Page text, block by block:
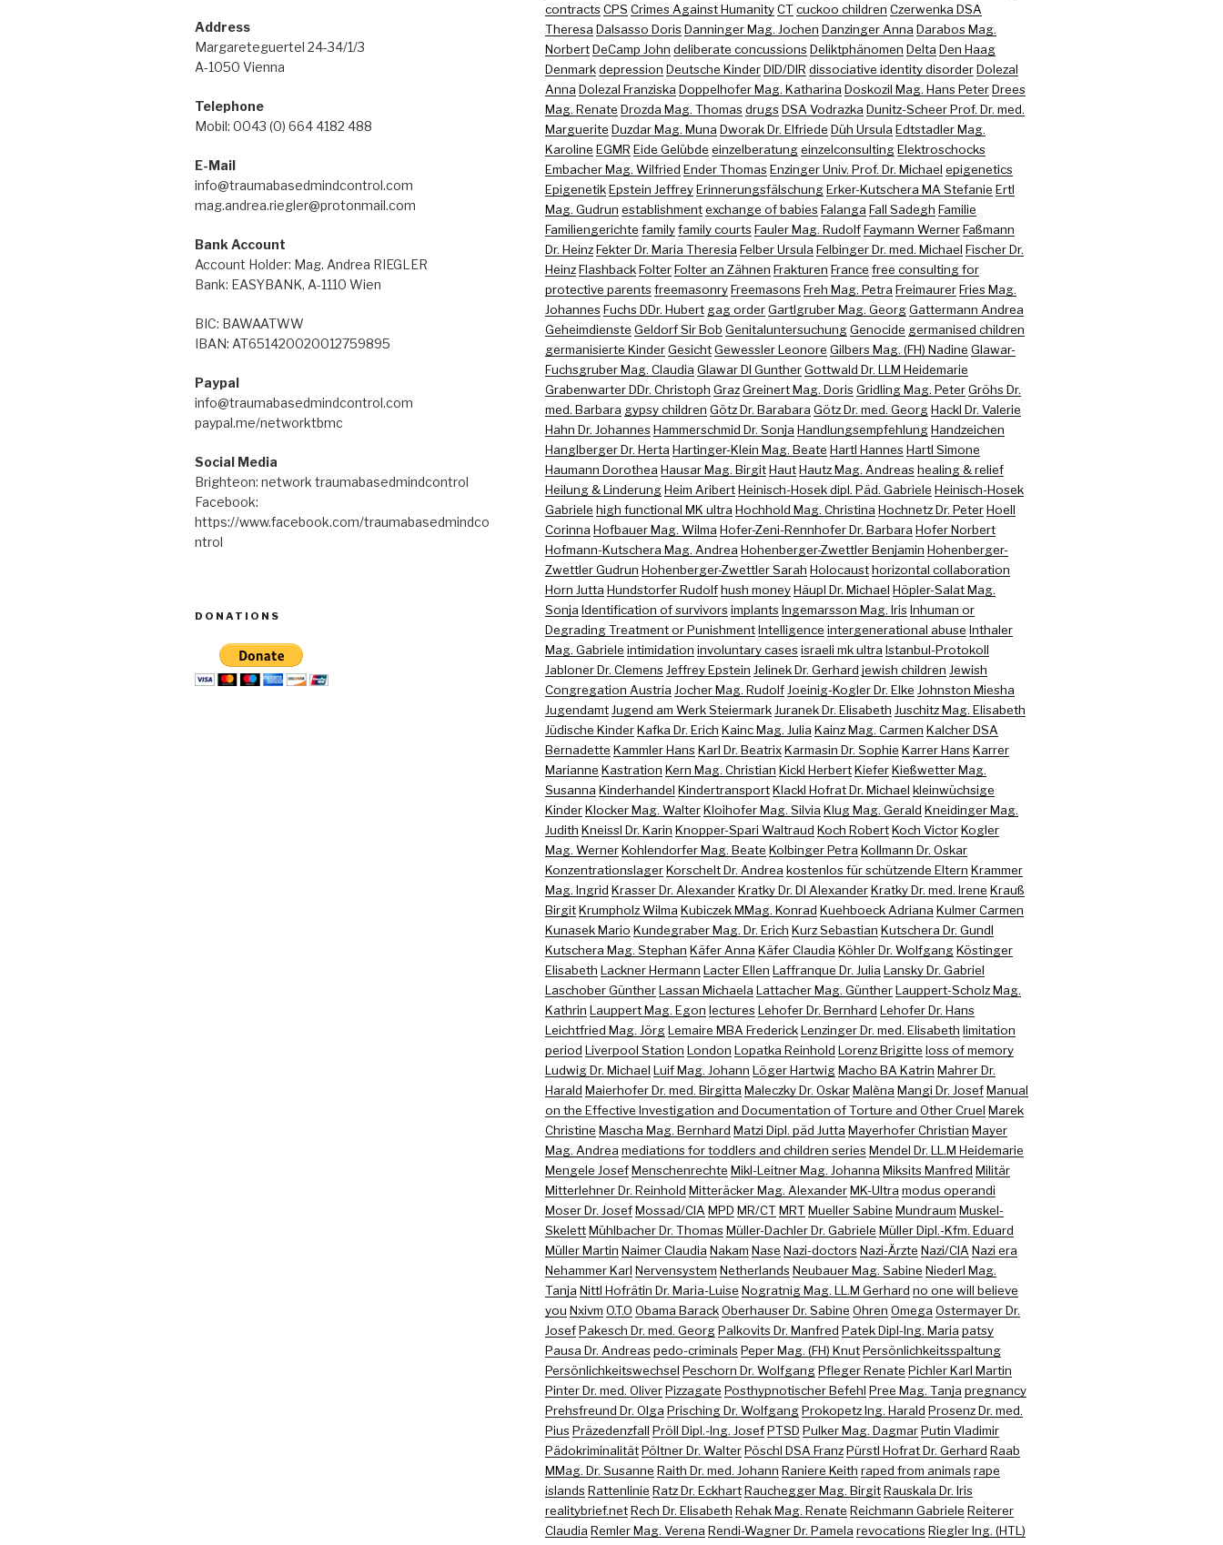
Address
Margareteguertel 24-34/1/3
A-1050 Vienna
Telephone
Mobil: 0043 (0) 664 4182 488
E-Mail
info@traumabasedmindcontrol.com
mag.andrea.riegler@protonmail.com
Bank Account
Account Holder: Mag. Andrea RIEGLER
Bank: EASYBANK, A-1110 Wien
BIC: BAWAATWW
IBAN: AT651420020012759895
Paypal
info@traumabasedmindcontrol.com
paypal.me/networktbmc
Social Media
Brighteon: network traumabasedmindcontrol
Facebook:
https://www.facebook.com/traumabasedmindco
ntrol
DONATIONS
contracts CPS Crimes Against Humanity CT cuckoo children Czerwenka DSA
Theresa Dalsasso Doris Danninger Mag. Jochen Danzinger Anna Darabos Mag.
Norbert DeCamp John deliberate concussions Deliktphänomen Delta Den Haag
Denmark depression Deutsche Kinder DID/DIR dissociative identity disorder Dolezal
Anna Dolezal Franziska Doppelhofer Mag. Katharina Doskozil Mag. Hans Peter Drees
Mag. Renate Drozda Mag. Thomas drugs DSA Vodrazka Dunitz-Scheer Prof. Dr. med.
Marguerite Duzdar Mag. Muna Dworak Dr. Elfriede Düh Ursula Edtstadler Mag.
Karoline EGMR Eide Gelübde einzelberatung einzelconsulting Elektroschocks
Embacher Mag. Wilfried Ender Thomas Enzinger Univ. Prof. Dr. Michael epigenetics
Epigenetik Epstein Jeffrey Erinnerungsfälschung Erker-Kutschera MA Stefanie Ertl
Mag. Gudrun establishment exchange of babies Falanga Fall Sadegh Familie
Familiengerichte family family courts Fauler Mag. Rudolf Faymann Werner Faßmann
Dr. Heinz Fekter Dr. Maria Theresia Felber Ursula Felbinger Dr. med. Michael Fischer Dr.
Heinz Flashback Folter Folter an Zähnen Frakturen France free consulting for
protective parents freemasonry Freemasons Freh Mag. Petra Freimaurer Fries Mag.
Johannes Fuchs DDr. Hubert gag order Gartlgruber Mag. Georg Gattermann Andrea
Geheimdienste Geldorf Sir Bob Genitaluntersuchung Genocide germanised children
germanisierte Kinder Gesicht Gewessler Leonore Gilbers Mag. (FH) Nadine Glawar-
Fuchsgruber Mag. Claudia Glawar DI Gunther Gottwald Dr. LLM Heidemarie
Grabenwarter DDr. Christoph Graz Greinert Mag. Doris Gridling Mag. Peter Gröhs Dr.
med. Barbara gypsy children Götz Dr. Barabara Götz Dr. med. Georg Hackl Dr. Valerie
Hahn Dr. Johannes Hammerschmid Dr. Sonja Handlungsempfehlung Handzeichen
Hanglberger Dr. Herta Hartinger-Klein Mag. Beate Hartl Hannes Hartl Simone
Haumann Dorothea Hausar Mag. Birgit Haut Hautz Mag. Andreas healing & relief
Heilung & Linderung Heim Aribert Heinisch-Hosek dipl. Päd. Gabriele Heinisch-Hosek
Gabriele high functional MK ultra Hochhold Mag. Christina Hochnetz Dr. Peter Hoell
Corinna Hofbauer Mag. Wilma Hofer-Zeni-Rennhofer Dr. Barbara Hofer Norbert
Hofmann-Kutschera Mag. Andrea Hohenberger-Zwettler Benjamin Hohenberger-
Zwettler Gudrun Hohenberger-Zwettler Sarah Holocaust horizontal collaboration
Horn Jutta Hundstorfer Rudolf hush money Häupl Dr. Michael Höpler-Salat Mag.
Sonja Identification of survivors implants Ingemarsson Mag. Iris Inhuman or
Degrading Treatment or Punishment Intelligence intergenerational abuse Inthaler
Mag. Gabriele intimidation involuntary cases israeli mk ultra Istanbul-Protokoll
Jabloner Dr. Clemens Jeffrey Epstein Jelinek Dr. Gerhard jewish children Jewish
Congregation Austria Jocher Mag. Rudolf Joeinig-Kogler Dr. Elke Johnston Miesha
Jugendamt Jugend am Werk Steiermark Juranek Dr. Elisabeth Juschitz Mag. Elisabeth
Jüdische Kinder Kafka Dr. Erich Kainc Mag. Julia Kainz Mag. Carmen Kalcher DSA
Bernadette Kammler Hans Karl Dr. Beatrix Karmasin Dr. Sophie Karrer Hans Karrer
Marianne Kastration Kern Mag. Christian Kickl Herbert Kiefer Kießwetter Mag.
Susanna Kinderhandel Kindertransport Klackl Hofrat Dr. Michael kleinwüchsige
Kinder Klocker Mag. Walter Kloihofer Mag. Silvia Klug Mag. Gerald Kneidinger Mag.
Judith Kneissl Dr. Karin Knopper-Spari Waltraud Koch Robert Koch Victor Kogler
Mag. Werner Kohlendorfer Mag. Beate Kolbinger Petra Kollmann Dr. Oskar
Konzentrationslager Korschelt Dr. Andrea kostenlos für schützende Eltern Krammer
Mag. Ingrid Krasser Dr. Alexander Kratky Dr. DI Alexander Kratky Dr. med. Irene Krauß
Birgit Krumpholz Wilma Kubiczek MMag. Konrad Kuehboeck Adriana Kulmer Carmen
Kunasek Mario Kundegraber Mag. Dr. Erich Kurz Sebastian Kutschera Dr. Gundl
Kutschera Mag. Stephan Käfer Anna Käfer Claudia Köhler Dr. Wolfgang Köstinger
Elisabeth Lackner Hermann Lacter Ellen Laffranque Dr. Julia Lansky Dr. Gabriel
Laschober Günther Lassan Michaela Lattacher Mag. Günther Lauppert-Scholz Mag.
Kathrin Lauppert Mag. Egon lectures Lehofer Dr. Bernhard Lehofer Dr. Hans
Leichtfried Mag. Jörg Lemaire MBA Frederick Lenzinger Dr. med. Elisabeth limitation
period Liverpool Station London Lopatka Reinhold Lorenz Brigitte loss of memory
Ludwig Dr. Michael Luif Mag. Johann Löger Hartwig Macho BA Katrin Mahrer Dr.
Harald Maierhofer Dr. med. Birgitta Maleczky Dr. Oskar Malèna Mangi Dr. Josef Manual
on the Effective Investigation and Documentation of Torture and Other Cruel Marek
Christine Mascha Mag. Bernhard Matzi Dipl. päd Jutta Mayerhofer Christian Mayer
Mag. Andrea mediations for toddlers and children series Mendel Dr. LL.M Heidemarie
Mengele Josef Menschenrechte Mikl-Leitner Mag. Johanna Miksits Manfred Militär
Mitterlehner Dr. Reinhold Mitteräcker Mag. Alexander MK-Ultra modus operandi
Moser Dr. Josef Mossad/CIA MPD MR/CT MRT Mueller Sabine Mundraum Muskel-
Skelett Mühlbacher Dr. Thomas Müller-Dachler Dr. Gabriele Müller Dipl.-Kfm. Eduard
Müller Martin Naimer Claudia Nakam Nase Nazi-doctors Nazi-Ärzte Nazi/CIA Nazi era
Nehammer Karl Nervensystem Netherlands Neubauer Mag. Sabine Niederl Mag.
Tanja Nittl Hofrätin Dr. Maria-Luise Nogratnig Mag. LL.M Gerhard no one will believe
you Nxivm O.T.O Obama Barack Oberhauser Dr. Sabine Ohren Omega Ostermayer Dr.
Josef Pakesch Dr. med. Georg Palkovits Dr. Manfred Patek Dipl-Ing. Maria patsy
Pausa Dr. Andreas pedo-criminals Peper Mag. (FH) Knut Persönlichkeitsspaltung
Persönlichkeitswechsel Peschorn Dr. Wolfgang Pfleger Renate Pichler Karl Martin
Pinter Dr. med. Oliver Pizzagate Posthypnotischer Befehl Pree Mag. Tanja pregnancy
Prehsfreund Dr. Olga Prisching Dr. Wolfgang Prokopetz Ing. Harald Prosenz Dr. med.
Pius Präzedenzfall Pröll Dipl.-Ing. Josef PTSD Pulker Mag. Dagmar Putin Vladimir
Pädokriminalität Pöltner Dr. Walter Pöschl DSA Franz Pürstl Hofrat Dr. Gerhard Raab
MMag. Dr. Susanne Raith Dr. med. Johann Raniere Keith raped from animals rape
islands Rattenlinie Ratz Dr. Eckhart Rauchegger Mag. Birgit Rauskala Dr. Iris
realitybrief.net Rech Dr. Elisabeth Rehak Mag. Renate Reichmann Gabriele Reiterer
Claudia Remler Mag. Verena Rendi-Wagner Dr. Pamela revocations Riegler Ing. (HTL)